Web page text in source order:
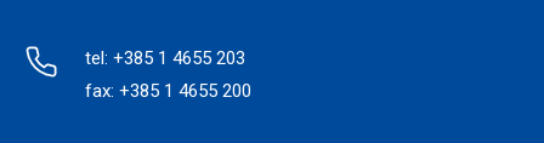
tel: +385 1 4655 203
fax: +385 1 4655 200